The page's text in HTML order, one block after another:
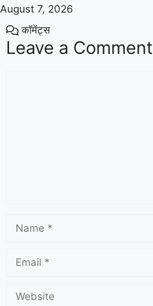
August 7, 2026
कॉमेंट्स
Leave a Comment